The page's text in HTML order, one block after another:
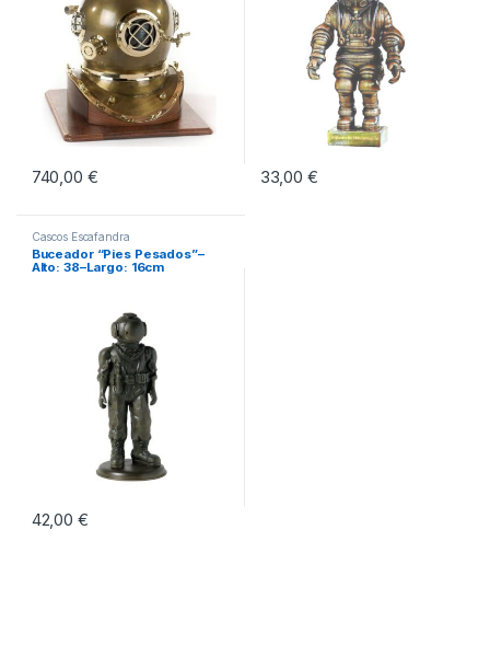
740,00 € 33,00 €
Cascos Escafandra
Buceador “Pies Pesados”–
Alto: 38–Largo: 16cm
42,00 €